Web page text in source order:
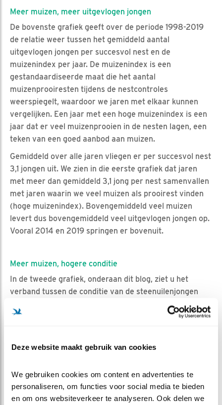
Deze website maakt gebruik van cookies
We gebruiken cookies om content en advertenties te
personaliseren, om functies voor social media te bieden
en om ons websiteverkeer te analyseren. Ook delen we
Meer muizen, meer uitgevlogen jongen
De bovenste grafiek geeft over de periode 1998-2019
de relatie weer tussen het gemiddeld aantal
uitgevlogen jongen per succesvol nest en de
muizenindex per jaar. De muizenindex is een
gestandaardiseerde maat die het aantal
muizenprooiresten tijdens de nestcontroles
weerspiegelt, waardoor we jaren met elkaar kunnen
vergelijken. Een jaar met een hoge muizenindex is een
jaar dat er veel muizenprooien in de nesten lagen, een
teken van een goed aanbod aan muizen.
Gemiddeld over alle jaren vliegen er per succesvol nest
3,1 jongen uit. We zien in die eerste grafiek dat jaren
met meer dan gemiddeld 3,1 jong per nest samenvallen
met jaren waarin we veel muizen als prooirest vinden
(hoge muizenindex). Bovengemiddeld veel muizen
levert dus bovengemiddeld veel uitgevlogen jongen op.
Vooral 2014 en 2019 springen er bovenuit.
Meer muizen, hogere conditie
In de tweede grafiek, onderaan dit blog, ziet u het
verband tussen de conditie van de steenuilenjongen
(uitgedrukt als de conditie-index, afgeleid van het
gewicht) en, wederom, de muizenindex. De langjarig
jongen gemiddeld genomen hoger was. En weer zien we
Muis. De Bruine Motor.